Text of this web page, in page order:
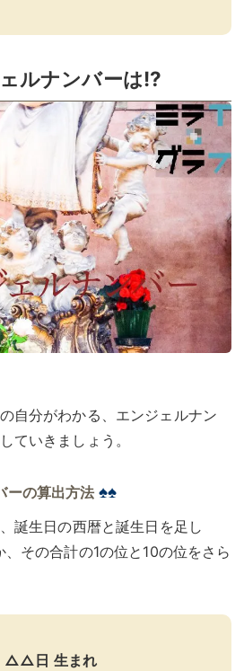
ェルナンバーは!?
自分がわかる、エンジェルナン
ていきましょう。
ーの算出方法 ♠♠
誕生日の西暦と誕生日を足し
その合計の1の位と10の位をさら
日 生まれ